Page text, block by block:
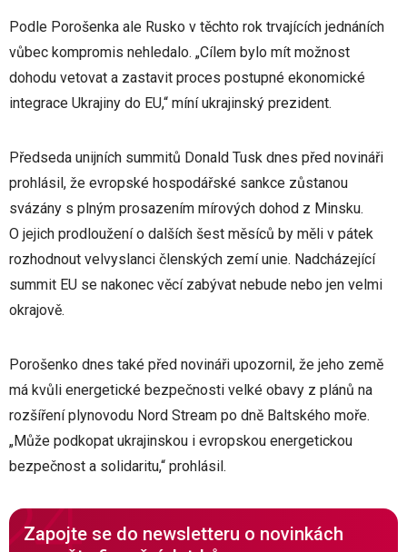
Podle Porošenka ale Rusko v těchto rok trvajících jednáních
vůbec kompromis nehledalo. „Cílem bylo mít možnost
dohodu vetovat a zastavit proces postupné ekonomické
integrace Ukrajiny do EU,“ míní ukrajinský prezident.
Předseda unijních summitů Donald Tusk dnes před novináři
prohlásil, že evropské hospodářské sankce zůstanou
svázány s plným prosazením mírových dohod z Minsku.
O jejich prodloužení o dalších šest měsíců by měli v pátek
rozhodnout velvyslanci členských zemí unie. Nadcházející
summit EU se nakonec věcí zabývat nebude nebo jen velmi
okrajově.
Porošenko dnes také před novináři upozornil, že jeho země
má kvůli energetické bezpečnosti velké obavy z plánů na
rozšíření plynovodu Nord Stream po dně Baltského moře.
„Může podkopat ukrajinskou i evropskou energetickou
bezpečnost a solidaritu,“ prohlásil.
Zapojte se do newsletteru o novinkách